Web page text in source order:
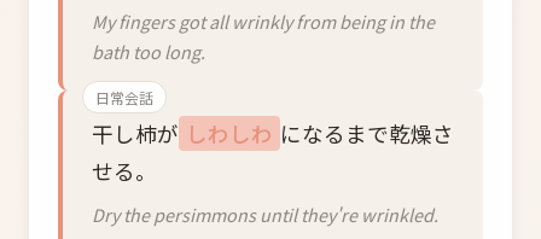
My fingers got all wrinkly from being in the
bath too long.
日常会話
干し柿が しわしわ になるまで乾燥さ
せる。
Dry the persimmons until they're wrinkled.